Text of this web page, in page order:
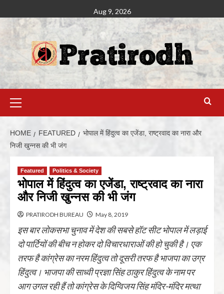
Aug 9, 2026
HOME FEATURED
भोपाल में हिंदुत्व का एजेंडा, राष्ट्रवाद का नारा और
निजी खुन्नस की भी जंग
Featured Politics & Society
भोपाल में हिंदुत्व का एजेंडा, राष्ट्रवाद का नारा
और निजी खुन्नस की भी जंग
PRATIRODH BUREAU May 8, 2019
इस बार लोकसभा चुनाव में देश की सबसे हॉट सीट भोपाल में लड़ाई
दो पार्टियों की बीच न होकर दो विचारधाराओं की हो चुकी है। एक
तरफ है कांग्रेस का नरम हिंदुत्व तो दूसरी तरफ है भाजपा का उग्र
हिंदुत्व। भाजपा की साध्वी प्रज्ञा सिंह ठाकुर हिंदुत्व के नाम पर
आग उगल रही हैं तो कांग्रेस के दिग्विजय सिंह मंदिर-मंदिर मत्था